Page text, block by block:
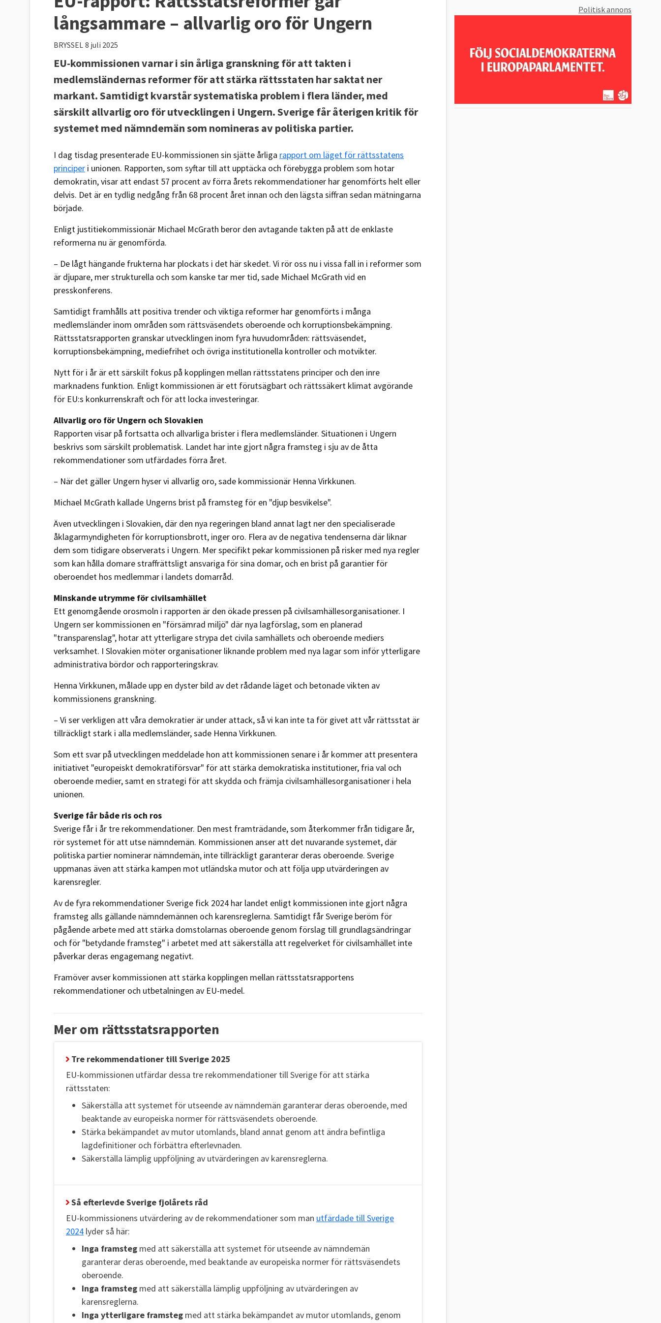
långsammare – allvarlig oro för Ungern
BRYSSEL 8 juli 2025
EU-kommissionen varnar i sin årliga granskning för att takten i
medlemsländernas reformer för att stärka rättsstaten har saktat ner
markant. Samtidigt kvarstår systematiska problem i flera länder, med
särskilt allvarlig oro för utvecklingen i Ungern. Sverige får återigen kritik för
systemet med nämndemän som nomineras av politiska partier.
I dag tisdag presenterade EU-kommissionen sin sjätte årliga rapport om läget för rättsstatens
principer i unionen. Rapporten, som syftar till att upptäcka och förebygga problem som hotar
demokratin, visar att endast 57 procent av förra årets rekommendationer har genomförts helt eller
delvis. Det är en tydlig nedgång från 68 procent året innan och den lägsta siffran sedan mätningarna
började.
Enligt justitiekommissionär Michael McGrath beror den avtagande takten på att de enklaste
reformerna nu är genomförda.
– De lågt hängande frukterna har plockats i det här skedet. Vi rör oss nu i vissa fall in i reformer som
är djupare, mer strukturella och som kanske tar mer tid, sade Michael McGrath vid en
presskonferens.
Samtidigt framhålls att positiva trender och viktiga reformer har genomförts i många
medlemsländer inom områden som rättsväsendets oberoende och korruptionsbekämpning.
Rättsstatsrapporten granskar utvecklingen inom fyra huvudområden: rättsväsendet,
korruptionsbekämpning, mediefrihet och övriga institutionella kontroller och motvikter.
Nytt för i år är ett särskilt fokus på kopplingen mellan rättsstatens principer och den inre
marknadens funktion. Enligt kommissionen är ett förutsägbart och rättssäkert klimat avgörande
för EU:s konkurrenskraft och för att locka investeringar.
Allvarlig oro för Ungern och Slovakien
Rapporten visar på fortsatta och allvarliga brister i flera medlemsländer. Situationen i Ungern
beskrivs som särskilt problematisk. Landet har inte gjort några framsteg i sju av de åtta
rekommendationer som utfärdades förra året.
– När det gäller Ungern hyser vi allvarlig oro, sade kommissionär Henna Virkkunen.
Michael McGrath kallade Ungerns brist på framsteg för en "djup besvikelse".
Även utvecklingen i Slovakien, där den nya regeringen bland annat lagt ner den specialiserade
åklagarmyndigheten för korruptionsbrott, inger oro. Flera av de negativa tendenserna där liknar
dem som tidigare observerats i Ungern. Mer specifikt pekar kommissionen på risker med nya regler
som kan hålla domare straffrättsligt ansvariga för sina domar, och en brist på garantier för
oberoendet hos medlemmar i landets domarråd.
Minskande utrymme för civilsamhället
Ett genomgående orosmoln i rapporten är den ökade pressen på civilsamhällesorganisationer. I
Ungern ser kommissionen en "försämrad miljö" där nya lagförslag, som en planerad
"transparenslag", hotar att ytterligare strypa det civila samhällets och oberoende mediers
verksamhet. I Slovakien möter organisationer liknande problem med nya lagar som inför ytterligare
administrativa bördor och rapporteringskrav.
Henna Virkkunen, målade upp en dyster bild av det rådande läget och betonade vikten av
kommissionens granskning.
– Vi ser verkligen att våra demokratier är under attack, så vi kan inte ta för givet att vår rättsstat är
tillräckligt stark i alla medlemsländer, sade Henna Virkkunen.
Som ett svar på utvecklingen meddelade hon att kommissionen senare i år kommer att presentera
initiativet "europeiskt demokratiförsvar" för att stärka demokratiska institutioner, fria val och
oberoende medier, samt en strategi för att skydda och främja civilsamhällesorganisationer i hela
unionen.
Sverige får både ris och ros
Sverige får i år tre rekommendationer. Den mest framträdande, som återkommer från tidigare år,
rör systemet för att utse nämndemän. Kommissionen anser att det nuvarande systemet, där
politiska partier nominerar nämndemän, inte tillräckligt garanterar deras oberoende. Sverige
uppmanas även att stärka kampen mot utländska mutor och att följa upp utvärderingen av
karensregler.
Av de fyra rekommendationer Sverige fick 2024 har landet enligt kommissionen inte gjort några
framsteg alls gällande nämndemännen och karensreglerna. Samtidigt får Sverige beröm för
pågående arbete med att stärka domstolarnas oberoende genom förslag till grundlagsändringar
och för "betydande framsteg" i arbetet med att säkerställa att regelverket för civilsamhället inte
påverkar deras engagemang negativt.
Framöver avser kommissionen att stärka kopplingen mellan rättsstatsrapportens
rekommendationer och utbetalningen av EU-medel.
Mer om rättsstatsrapporten
Tre rekommendationer till Sverige 2025
EU-kommissionen utfärdar dessa tre rekommendationer till Sverige för att stärka
rättsstaten:
Säkerställa att systemet för utseende av nämndemän garanterar deras oberoende, med
beaktande av europeiska normer för rättsväsendets oberoende.
Stärka bekämpandet av mutor utomlands, bland annat genom att ändra befintliga
lagdefinitioner och förbättra efterlevnaden.
Säkerställa lämplig uppföljning av utvärderingen av karensreglerna.
Så efterlevde Sverige fjolårets råd
EU-kommissionens utvärdering av de rekommendationer som man utfärdade till Sverige
2024 lyder så här:
Inga framsteg med att säkerställa att systemet för utseende av nämndemän
garanterar deras oberoende, med beaktande av europeiska normer för rättsväsendets
oberoende.
Inga framsteg med att säkerställa lämplig uppföljning av utvärderingen av
karensreglerna.
Inga ytterligare framsteg med att stärka bekämpandet av mutor utomlands, genom
Politisk annons